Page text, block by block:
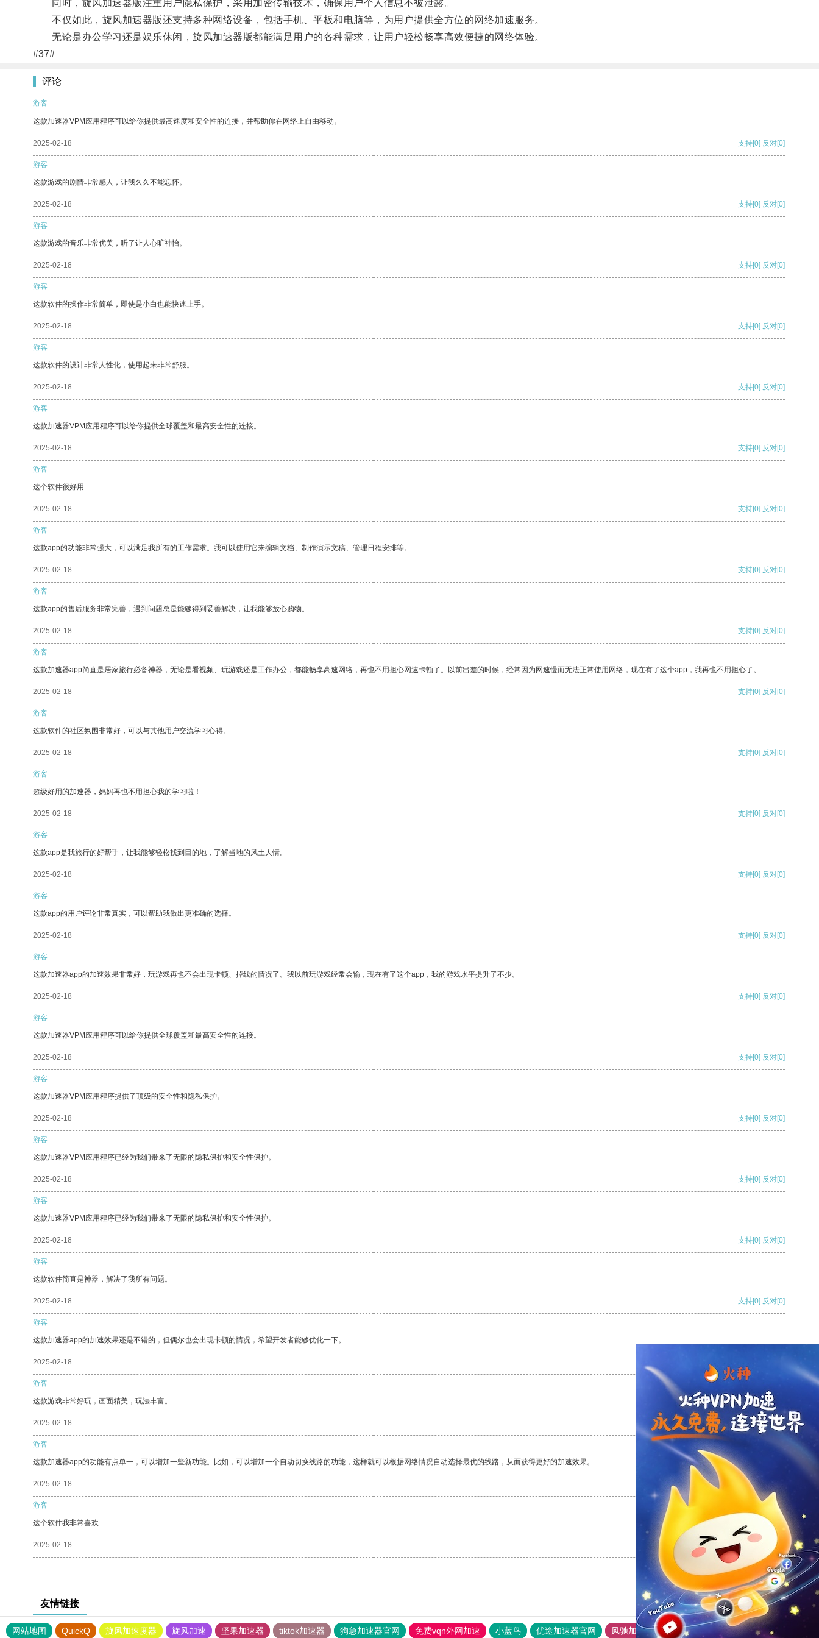
同时，旋风加速器版注重用户隐私保护，采用加密传输技术，确保用户个人信息不被泄露。
不仅如此，旋风加速器版还支持多种网络设备，包括手机、平板和电脑等，为用户提供全方位的网络加速服务。
无论是办公学习还是娱乐休闲，旋风加速器版都能满足用户的各种需求，让用户轻松畅享高效便捷的网络体验。
#37#
评论
游客
这款加速器VPM应用程序可以给你提供最高速度和安全性的连接，并帮助你在网络上自由移动。
2025-02-18 支持[0] 反对[0]
游客
这款游戏的剧情非常感人，让我久久不能忘怀。
2025-02-18 支持[0] 反对[0]
游客
这款游戏的音乐非常优美，听了让人心旷神怡。
2025-02-18 支持[0] 反对[0]
游客
这款软件的操作非常简单，即使是小白也能快速上手。
2025-02-18 支持[0] 反对[0]
游客
这款软件的设计非常人性化，使用起来非常舒服。
2025-02-18 支持[0] 反对[0]
游客
这款加速器VPM应用程序可以给你提供全球覆盖和最高安全性的连接。
2025-02-18 支持[0] 反对[0]
游客
这个软件很好用
2025-02-18 支持[0] 反对[0]
游客
这款app的功能非常强大，可以满足我所有的工作需求。我可以使用它来编辑文档、制作演示文稿、管理日程安排等。
2025-02-18 支持[0] 反对[0]
游客
这款app的售后服务非常完善，遇到问题总是能够得到妥善解决，让我能够放心购物。
2025-02-18 支持[0] 反对[0]
游客
这款加速器app简直是居家旅行必备神器，无论是看视频、玩游戏还是工作办公，都能畅享高速网络，再也不用担心网速卡顿了。以前出差的时候，经常因为网速慢而无法正常使用网络，现在有了这个app，我再也不用担心了。
2025-02-18 支持[0] 反对[0]
游客
这款软件的社区氛围非常好，可以与其他用户交流学习心得。
2025-02-18 支持[0] 反对[0]
游客
超级好用的加速器，妈妈再也不用担心我的学习啦！
2025-02-18 支持[0] 反对[0]
游客
这款app是我旅行的好帮手，让我能够轻松找到目的地，了解当地的风土人情。
2025-02-18 支持[0] 反对[0]
游客
这款app的用户评论非常真实，可以帮助我做出更准确的选择。
2025-02-18 支持[0] 反对[0]
游客
这款加速器app的加速效果非常好，玩游戏再也不会出现卡顿、掉线的情况了。我以前玩游戏经常会输，现在有了这个app，我的游戏水平提升了不少。
2025-02-18 支持[0] 反对[0]
游客
这款加速器VPM应用程序可以给你提供全球覆盖和最高安全性的连接。
2025-02-18 支持[0] 反对[0]
游客
这款加速器VPM应用程序提供了顶级的安全性和隐私保护。
2025-02-18 支持[0] 反对[0]
游客
这款加速器VPM应用程序已经为我们带来了无限的隐私保护和安全性保护。
2025-02-18 支持[0] 反对[0]
游客
这款加速器VPM应用程序已经为我们带来了无限的隐私保护和安全性保护。
2025-02-18 支持[0] 反对[0]
游客
这款软件简直是神器，解决了我所有问题。
2025-02-18 支持[0] 反对[0]
游客
这款加速器app的加速效果还是不错的，但偶尔也会出现卡顿的情况，希望开发者能够优化一下。
2025-02-18
游客
这款游戏非常好玩，画面精美，玩法丰富。
2025-02-18 支持 [0] 反对[0]
游客
这款加速器app的功能有点单一，可以增加一些新功能。比如，可以增加一个自动切换线路的功能，这样就可以根据网络情况自动选择最优的线路，从而获得更好的加速效果。
2025-02-18 支持[0] 反对
游客
这个软件我非常喜欢
2025-02-18 支持[0] 反对[0]
友情链接
网站地图 QuickQ 旋风加速度器 旋风加速 坚果加速器 tiktok加速器 狗急加速器官网 免费vqn外网加速 小蓝鸟 优途加速器官网 风驰加速器 旋风加速器